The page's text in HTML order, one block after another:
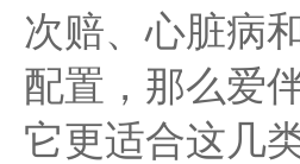
次赔、心脏病
配置，那么爱
它更适合这几